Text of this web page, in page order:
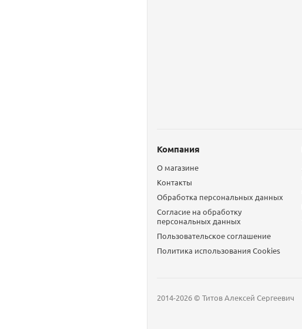
Компания
О магазине
Контакты
Обработка персональных данных
Согласие на обработку
персональных данных
Пользовательское соглашение
Политика использования Сookies
2014-2026 © Титов Алексей Сергеевич